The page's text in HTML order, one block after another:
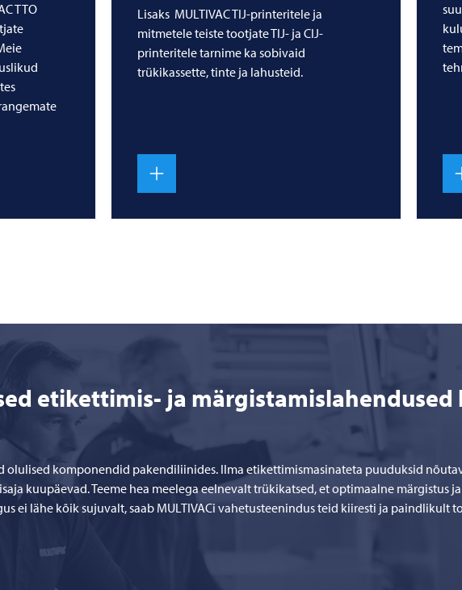
TTO
Lisaks MULTIVAC TIJ-printeritele ja
mitmetele teiste tootjate TIJ- ja CIJ-
printeritele tarnime ka sobivaid
trükikassette, tinte ja lahusteid.
etikettimis- ja
olulised komponendid pakendiliinides. Ilma etikettimismasinateta puuduksid
kuupäevad. Teeme hea meelega eelnevalt trükikatsed, et optimaalne märgistus
ei lähe kõik sujuvalt, saab MULTIVACi vahetusteenindus teid kiiresti ja paindlikult